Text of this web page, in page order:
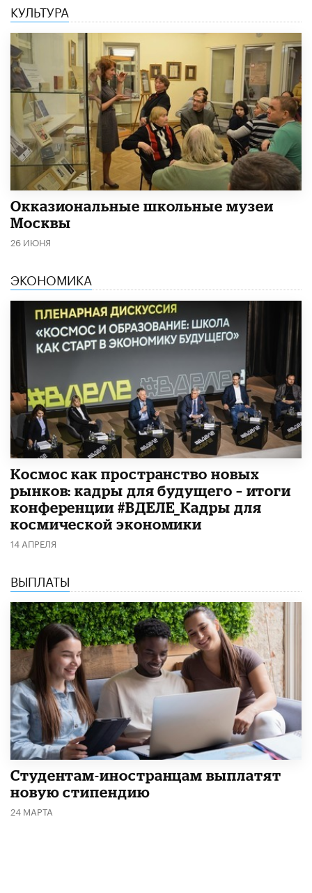
КУЛЬТУРА
​Окказиональные школьные музеи
Москвы
26 ИЮНЯ
ЭКОНОМИКА
Космос как пространство новых
рынков: кадры для будущего – итоги
конференции #ВДЕЛЕ_Кадры для
космической экономики
14 АПРЕЛЯ
ВЫПЛАТЫ
Студентам-иностранцам выплатят
новую стипендию
24 МАРТА